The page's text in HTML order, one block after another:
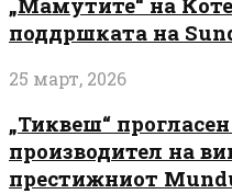
поддршката на
25 март, 2026
„Тиквеш“
производител на
престижниот